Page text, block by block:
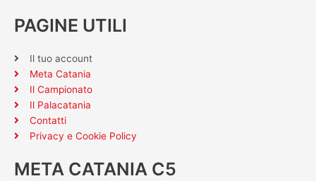
PAGINE UTILI
Il tuo account
Meta Catania
Il Campionato
Il Palacatania
Contatti
Privacy e Cookie Policy
META CATANIA C5